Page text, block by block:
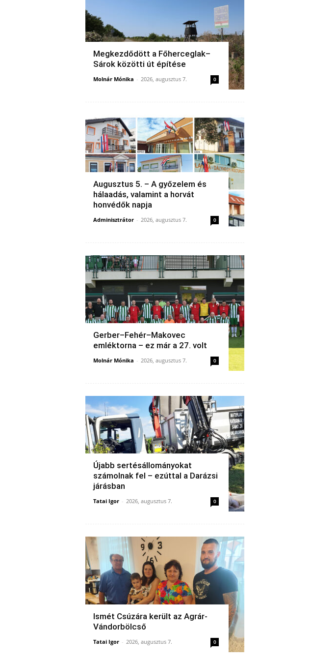
Megkezdődött a Főherceglak–
Sárok közötti út építése
Molnár Mónika - 2026, augusztus 7. 0
Augusztus 5. – A győzelem és
hálaadás, valamint a horvát
honvédők napja
Adminisztrátor - 2026, augusztus 7. 0
Gerber–Fehér–Makovec
emléktorna – ez már a 27. volt
Molnár Mónika - 2026, augusztus 7. 0
Újabb sertésállományokat
számolnak fel – ezúttal a Darázsi
járásban
Tatai Igor - 2026, augusztus 7. 0
Ismét Csúzára került az Agrár-
Vándorbölcső
Tatai Igor - 2026, augusztus 7. 0